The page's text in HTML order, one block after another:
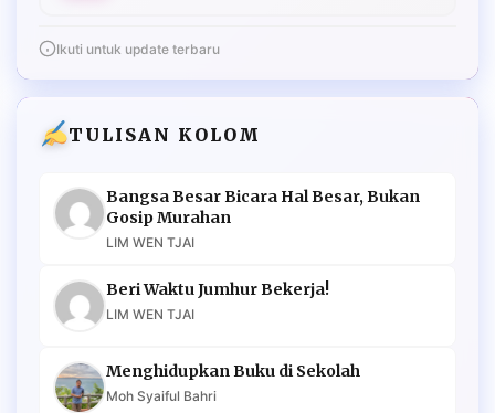
Ikuti untuk update terbaru
TULISAN KOLOM
Bangsa Besar Bicara Hal Besar, Bukan
Gosip Murahan
LIM WEN TJAI
Beri Waktu Jumhur Bekerja!
LIM WEN TJAI
Menghidupkan Buku di Sekolah
Moh Syaiful Bahri